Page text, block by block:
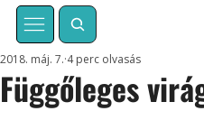
Függőleges
2018. máj. 7. 4 perc olvasás